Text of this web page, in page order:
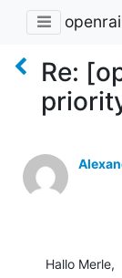
Re:
Hallo Merle,